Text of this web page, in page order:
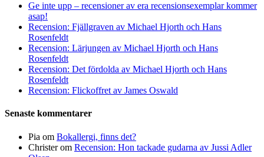
Ge inte upp – recensioner av era recensionsexemplar kommer
asap!
Recension: Fjällgraven av Michael Hjorth och Hans
Rosenfeldt
Recension: Lärjungen av Michael Hjorth och Hans
Rosenfeldt
Recension: Det fördolda av Michael Hjorth och Hans
Rosenfeldt
Recension: Flickoffret av James Oswald
Senaste kommentarer
Pia om Bokallergi, finns det?
Christerom Recension: Hon tackade gudarna av Jussi Adler